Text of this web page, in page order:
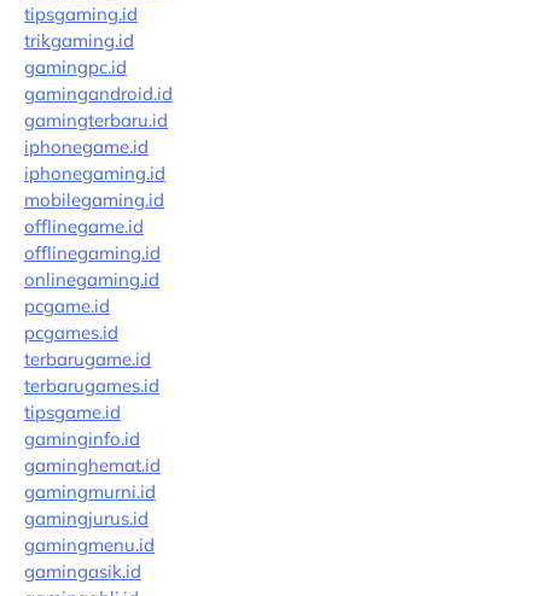
tipsgaming.id
trikgaming.id
gamingpc.id
gamingandroid.id
gamingterbaru.id
iphonegame.id
iphonegaming.id
mobilegaming.id
offlinegame.id
offlinegaming.id
onlinegaming.id
pcgame.id
pcgames.id
terbarugame.id
terbarugames.id
tipsgame.id
gaminginfo.id
gaminghemat.id
gamingmurni.id
gamingjurus.id
gamingmenu.id
gamingasik.id